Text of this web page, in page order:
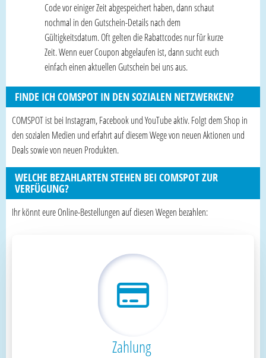
Code vor einiger Zeit abgespeichert haben, dann schaut
nochmal in den Gutschein-Details nach dem
Gültigkeitsdatum. Oft gelten die Rabattcodes nur für kurze
Zeit. Wenn euer Coupon abgelaufen ist, dann sucht euch
einfach einen aktuellen Gutschein bei uns aus.
FINDE ICH COMSPOT IN DEN SOZIALEN NETZWERKEN?
COMSPOT ist bei Instagram, Facebook und YouTube aktiv. Folgt dem Shop in
den sozialen Medien und erfahrt auf diesem Wege von neuen Aktionen und
Deals sowie von neuen Produkten.
WELCHE BEZAHLARTEN STEHEN BEI COMSPOT ZUR
VERFÜGUNG?
Ihr könnt eure Online-Bestellungen auf diesen Wegen bezahlen:
Zahlung